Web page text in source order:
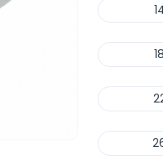
18